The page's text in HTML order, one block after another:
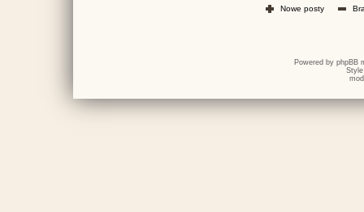
Nowe posty
Powered by phpBB